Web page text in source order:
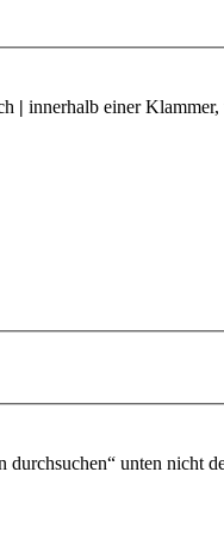
| innerhalb einer
unten nicht